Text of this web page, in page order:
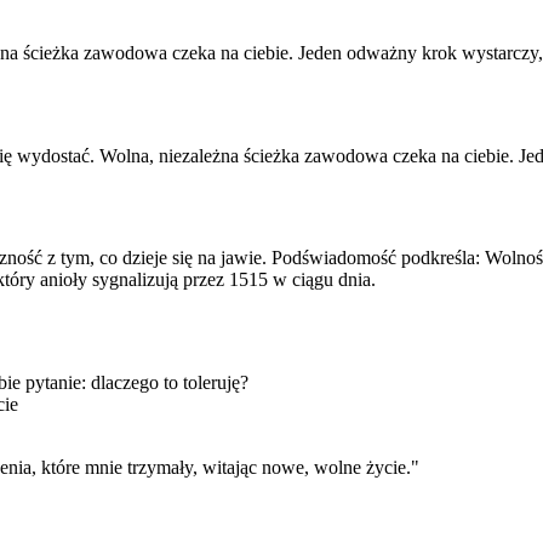
ścieżka zawodowa czeka na ciebie. Jeden odważny krok
wydostać. Wolna, niezależna ścieżka zawodowa czeka na ciebie.
z tym, co dzieje się na jawie. Podświadomość podkreśla:
anioły sygnalizują przez 1515 w ciągu dnia.
pytanie: dlaczego to toleruję?
które mnie trzymały, witając nowe, wolne życie."